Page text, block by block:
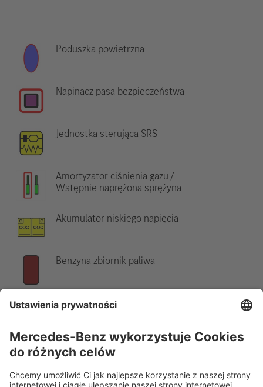
Poduszka powietrzna
Napinacz pasa bezpieczeństwa
Jednostka sterująca SRS
Amortyzator ciśnienia gazu /
Wstępnie naprężona sprężyna
Akumulator niskiego napięcia
Benzyna zbiornik paliwa
Wskazówka:Więcej informacji znajduje się w naszych